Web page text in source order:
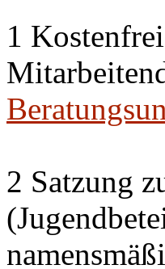
1
2 Satzung